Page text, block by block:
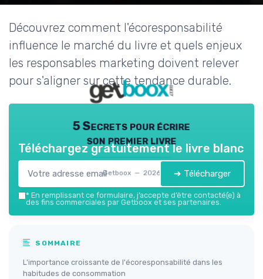
Découvrez comment l'écoresponsabilité
influence le marché du livre et quels enjeux
les responsables marketing doivent relever
pour s'aligner sur cette tendance durable.
5 Secrets pour écrire
son premier livre
Getboox — 2026
Téléchargez gratuitement le livre blanc
➔ Télécharger
* En remplissant ce formulaire, j’accepte d’être contacté(e) à
des fins commerciales par Getboox et ses partenaires.
SOMMAIRE
L'importance croissante de l'écoresponsabilité dans les
habitudes de consommation